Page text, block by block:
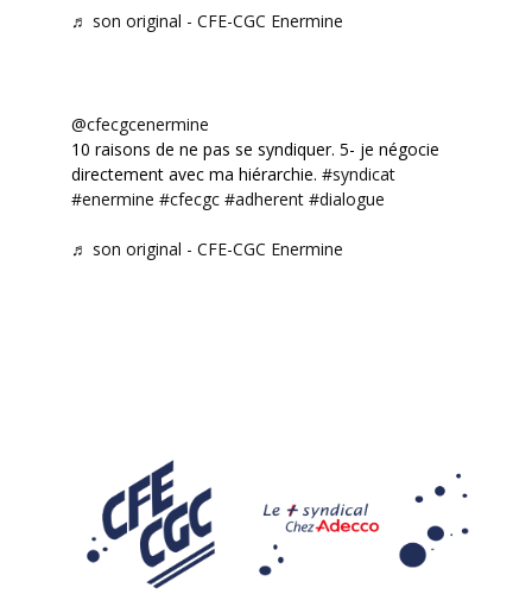
♬ son original - CFE-CGC Enermine
@cfecgcenermine
10 raisons de ne pas se syndiquer. 5- je négocie
directement avec ma hiérarchie. #syndicat
#enermine #cfecgc #adherent #dialogue
♬ son original - CFE-CGC Enermine